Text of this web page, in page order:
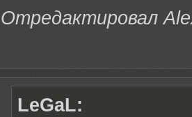
Отредактировал
LeGaL: